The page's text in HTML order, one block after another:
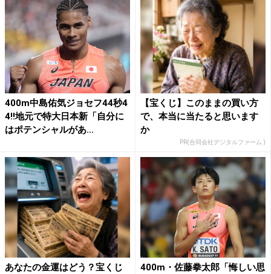
400m中島佑気ジョセフ44秒4
4!!地元で特大日本新「自分に
はポテンシャルがあ...
【宝くじ】このままの買い方
で、本当に当たると思います
か
PR(合同会社デジタルファーム )
あなたの金運はどう？宝くじ
400m・佐藤拳太郎「悔しい思